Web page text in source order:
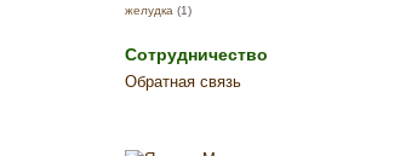
желудка (1)
Сотрудничество
Обратная связь